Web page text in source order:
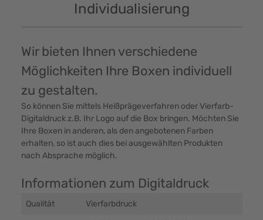
Individualisierung
Wir bieten Ihnen verschiedene
Möglichkeiten Ihre Boxen individuell
zu gestalten.
So können Sie mittels Heißprägeverfahren oder Vierfarb-
Digitaldruck z.B. Ihr Logo auf die Box bringen. Möchten Sie
Ihre Boxen in anderen, als den angebotenen Farben
erhalten, so ist auch dies bei ausgewählten Produkten
nach Absprache möglich.
Informationen zum Digitaldruck
Qualität Vierfarbdruck